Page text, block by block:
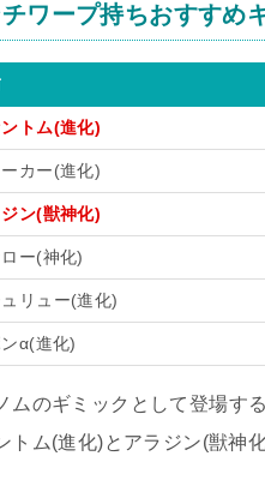
ワープ持ちおすすめ
トム(進化)
カー(進化)
ン(獣神化)
ー(神化)
ュリュー(進化)
ンα(進化)
ムのギミックとして登場す
トム(進化)とアラジン(獣神